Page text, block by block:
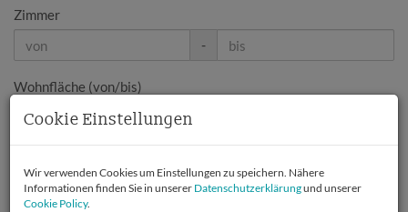
Zimmer
-
Wohnfläche (von/bis)
Weitere Suchoptionen
Filter zurücksetzen
Suchen
Cookie Einstellungen
Wir verwenden Cookies um Einstellungen zu speichern. Nähere
Informationen finden Sie in unserer Datenschutzerklärungund unserer
Cookie Policy.